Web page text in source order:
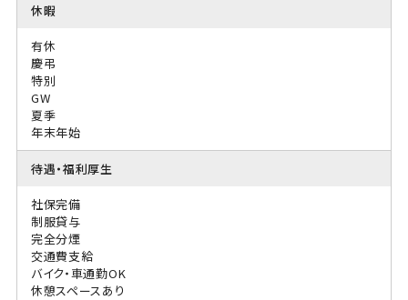
休暇
有休
慶弔
特別
GW
夏季
年末年始
待遇・福利厚生
社保完備
制服貸与
完全分煙
交通費支給
バイク・車通勤OK
休憩スペースあり